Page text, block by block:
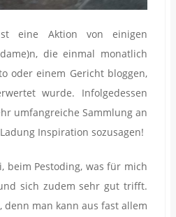
eine Aktion von einigen
die einmal monatlich
oder einem Gericht bloggen,
wurde. Infolgedessen
umfangreiche Sammlung an
Inspiration sozusagen!
beim Pestoding, was für mich
sich zudem sehr gut trifft.
denn man kann aus fast allem